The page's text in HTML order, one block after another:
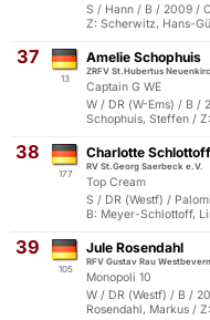
S / Hann / B / 2009 /
Z: Scherwitz, Hans-
37
13
Amelie Schophuis
ZRFV St.Hubertus
Captain G WE
W / DR (W-Ems) / B /
Schophuis, Steffen /
38
177
Charlotte Schlottoff
RV St.Georg Saerbeck e.V.
Top Cream
S / DR (Westf) /
B: Meyer-Schlottoff,
39
105
Jule Rosendahl
RFV Gustav Rau
Monopoli 10
W / DR (Westf) / B /
Rosendahl, Markus /